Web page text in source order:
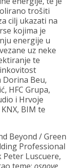
trošiti
cilj ukazati na
kojima je
energije u
uz neke
te
Dorina Beu,
HFC Grupa,
i Hrvoje
BIM te
Beyond / Green
Professional
Luscuere,